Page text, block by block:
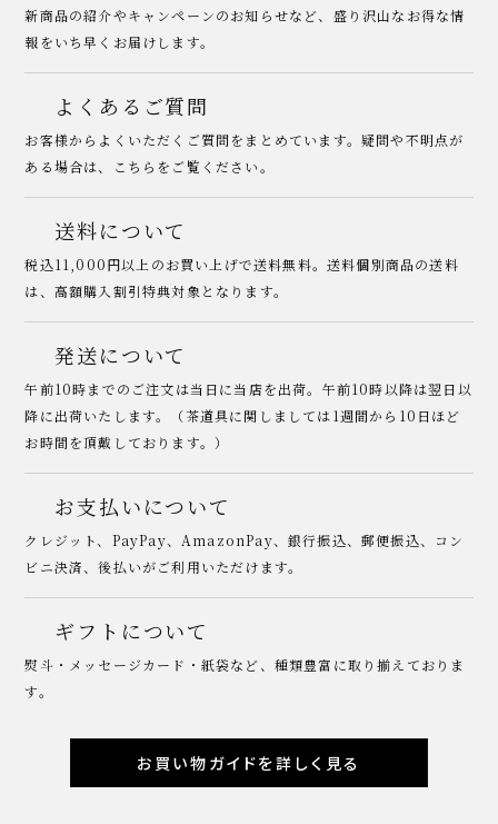
新商品の紹介やキャンペーンのお知らせなど、盛り沢山なお得な情
報をいち早くお届けします。
よくあるご質問
お客様からよくいただくご質問をまとめています。疑問や不明点が
ある場合は、こちらをご覧ください。
送料について
税込11,000円以上のお買い上げで送料無料。送料個別商品の送料
は、高額購入割引特典対象となります。
発送について
午前10時までのご注文は当日に当店を出荷。午前10時以降は翌日以
降に出荷いたします。（茶道具に関しましては1週間から10日ほど
お時間を頂戴しております。）
お支払いについて
クレジット、PayPay、AmazonPay、銀行振込、郵便振込、コン
ビニ決済、後払いがご利用いただけます。
ギフトについて
熨斗・メッセージカード・紙袋など、種類豊富に取り揃えておりま
す。
お買い物ガイドを詳しく見る